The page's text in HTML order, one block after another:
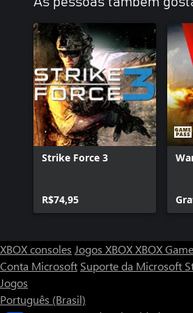
Strike Force 3
R$74,95
XBOX consoles Jogos XBOXXBOX
Conta Microsoft Suporte da Microsoft
Jogos
Português (Brasil)